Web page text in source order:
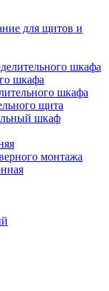
для щитов и
шкафа
шкафа
шкафа
щита
шкаф
монтажа